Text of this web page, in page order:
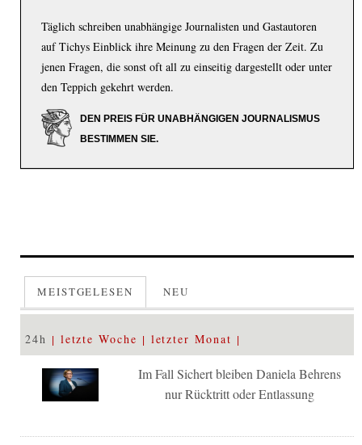
Täglich schreiben unabhängige Journalisten und Gastautoren
auf Tichys Einblick ihre Meinung zu den Fragen der Zeit. Zu
jenen Fragen, die sonst oft all zu einseitig dargestellt oder unter
den Teppich gekehrt werden.
DEN PREIS FÜR UNABHÄNGIGEN JOURNALISMUS
BESTIMMEN SIE.
MEISTGELESEN NEU
24h letzte Woche letzter Monat
Im Fall Sichert bleiben Daniela Behrens
nur Rücktritt oder Entlassung